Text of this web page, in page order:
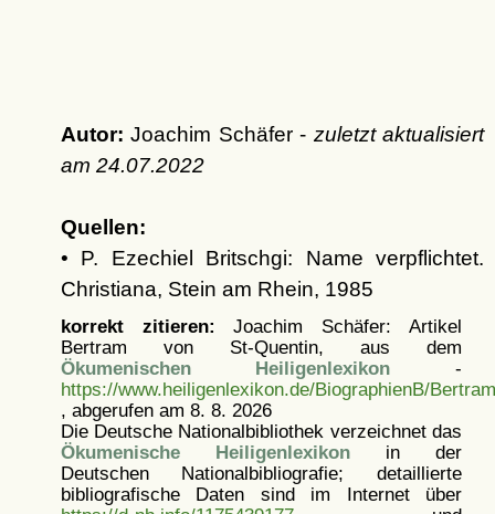
Autor: Joachim Schäfer - zuletzt aktualisiert
am 24.07.2022
Quellen:
• P. Ezechiel Britschgi: Name verpflichtet.
Christiana, Stein am Rhein, 1985
korrekt zitieren: Joachim Schäfer: Artikel
Bertram von St-Quentin, aus dem
Ökumenischen Heiligenlexikon -
https://www.heiligenlexikon.de/BiographienB/
, abgerufen am 8. 8. 2026
Die Deutsche Nationalbibliothek verzeichnet das
Ökumenische Heiligenlexikonin der
Deutschen Nationalbibliografie; detaillierte
bibliografische Daten sind im Internet über